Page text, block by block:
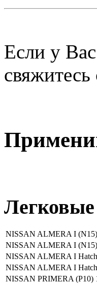
Если у
NISSAN ALMERA I
NISSAN ALMERA I
NISSAN ALMERA I
NISSAN ALMERA I
NISSAN PRIMERA (P10)